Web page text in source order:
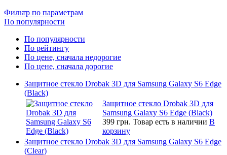
Фильтр по параметрам
По популярности
По популярности
По рейтингу
По цене, сначала недорогие
По цене, сначала дорогие
Защитное стекло Drobak 3D для Samsung Galaxy S6 Edge
(Black)
Защитное стекло Drobak 3D для
Samsung Galaxy S6 Edge (Black)
399 грн. Товар есть в наличии В
корзину
Защитное стекло Drobak 3D для Samsung Galaxy S6 Edge
(Clear)